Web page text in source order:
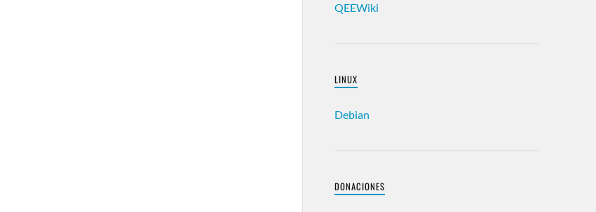
QEEWiki
LINUX
Debian
DONACIONES